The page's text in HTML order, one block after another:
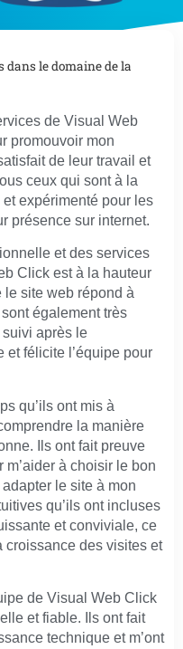
dans le domaine de la
de Visual Web
promouvoir mon
de leur travail et
ceux qui sont à la
expérimenté pour les
présence sur internet.
et des services
Click est à la hauteur
le site web répond à
également très
suivi après le
et félicite l’équipe pour
qu’ils ont mis à
la manière
Ils ont fait preuve
m’aider à choisir le bon
le site à mon
qu’ils ont incluses
et conviviale, ce
croissance des visites et
de Visual Web Click
et fiable. Ils ont fait
technique et m’ont